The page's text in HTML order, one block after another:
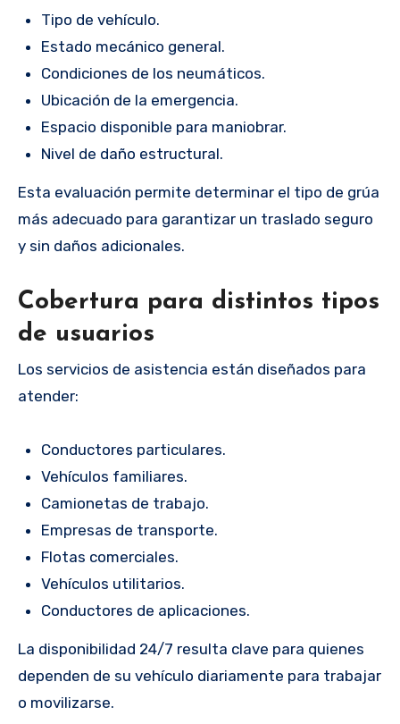
Tipo de vehículo.
Estado mecánico general.
Condiciones de los neumáticos.
Ubicación de la emergencia.
Espacio disponible para maniobrar.
Nivel de daño estructural.
Esta evaluación permite determinar el tipo de grúa
más adecuado para garantizar un traslado seguro
y sin daños adicionales.
Cobertura para distintos tipos
de usuarios
Los servicios de asistencia están diseñados para
atender:
Conductores particulares.
Vehículos familiares.
Camionetas de trabajo.
Empresas de transporte.
Flotas comerciales.
Vehículos utilitarios.
Conductores de aplicaciones.
La disponibilidad 24/7 resulta clave para quienes
dependen de su vehículo diariamente para trabajar
o movilizarse.